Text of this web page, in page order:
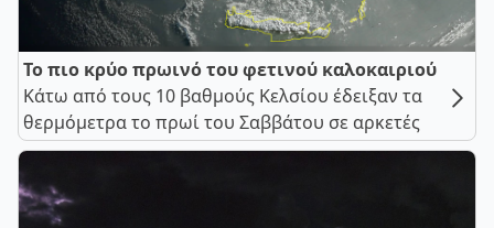
Το πιο κρύο πρωινό του φετινού καλοκαιριού
Κάτω από τους 10 βαθμούς Κελσίου έδειξαν τα
θερμόμετρα το πρωί του Σαββάτου σε αρκετές